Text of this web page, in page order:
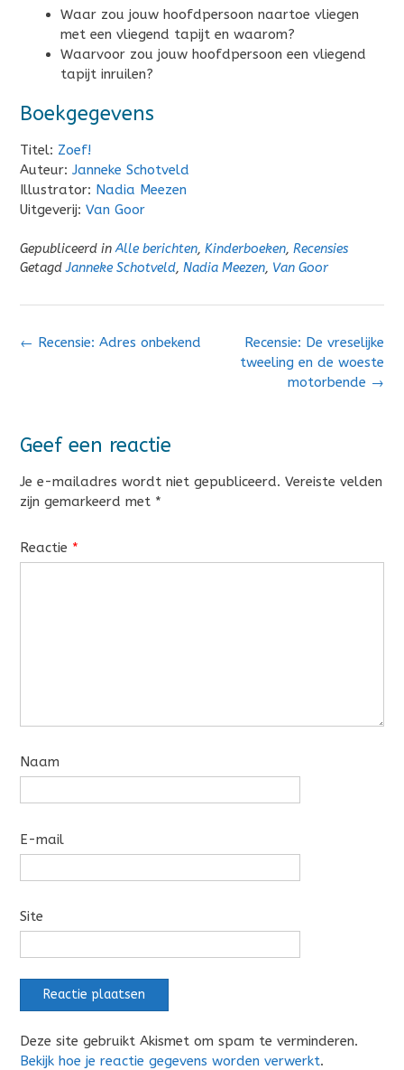
Waar zou jouw hoofdpersoon naartoe vliegen
met een vliegend tapijt en waarom?
Waarvoor zou jouw hoofdpersoon een vliegend
tapijt inruilen?
Boekgegevens
Titel: Zoef!
Auteur: Janneke Schotveld
Illustrator: Nadia Meezen
Uitgeverij: Van Goor
Gepubliceerd inAlle berichten, Kinderboeken, Recensies
GetagdJanneke Schotveld, Nadia Meezen, Van Goor
Bericht
Recensie: De vreselijke
tweeling en de woeste
motorbende →
← Recensie: Adres onbekend
Geef een reactie
Je e-mailadres wordt niet gepubliceerd. Vereiste velden
zijn gemarkeerd met *
Reactie *
Naam
E-mail
Site
Deze site gebruikt Akismet om spam te verminderen.
Bekijk hoe je reactie gegevens worden verwerkt.